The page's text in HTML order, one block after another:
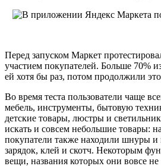
Перед запуском Маркет
участием покупателей. Больше 70%
ей хотя бы раз, потом продолжили это
Во время теста пользователи чаще
мебель, инструменты, бытовую
детские товары, люстры и
искать и совсем небольшие товары:
покупатели также находили шнуры и
зарядок, клей и скотч. Некоторым
вещи, названия которых они вовсе